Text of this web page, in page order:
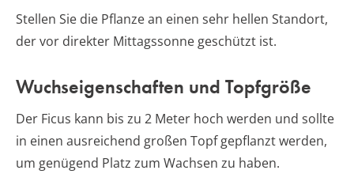
Stellen Sie die Pflanze an einen sehr hellen Standort,
der vor direkter Mittagssonne geschützt ist.
Wuchseigenschaften und Topfgröße
Der Ficus kann bis zu 2 Meter hoch werden und sollte
in einen ausreichend großen Topf gepflanzt werden,
um genügend Platz zum Wachsen zu haben.